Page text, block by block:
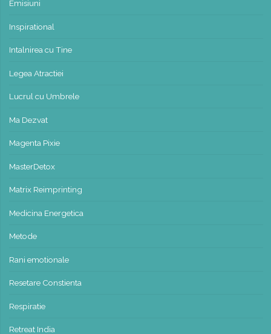
Emisiuni
Inspirational
Intalnirea cu Tine
Legea Atractiei
Lucrul cu Umbrele
Ma Dezvat
Magenta Pixie
MasterDetox
Matrix Reimprinting
Medicina Energetica
Metode
Rani emotionale
Resetare Constienta
Respiratie
Retreat India